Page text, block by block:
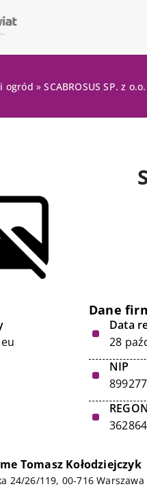
ogród »SCABROSUS SP. z o.o.
Dane
Data
28
NIP
REGON
Tomasz Kołodziejczyk
24/26/119, 00-716 Warszawa